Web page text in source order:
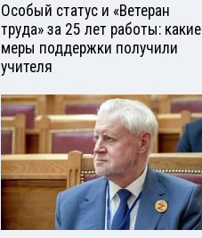
Особый статус и «Ветеран
труда» за 25 лет работы: какие
меры поддержки получили
учителя